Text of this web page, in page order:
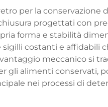
per la conservazione
progettati con
forma e stabilità
costanti e affidabili
meccanico si
gli alimenti conservati,
nei processi di